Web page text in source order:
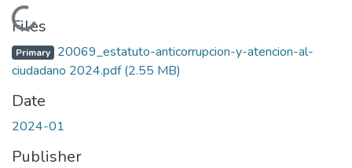
Loading...
Files
Primary 20069_estatuto-anticorrupcion-y-atencion-al-
ciudadano 2024.pdf(2.55 MB)
Date
2024-01
Publisher